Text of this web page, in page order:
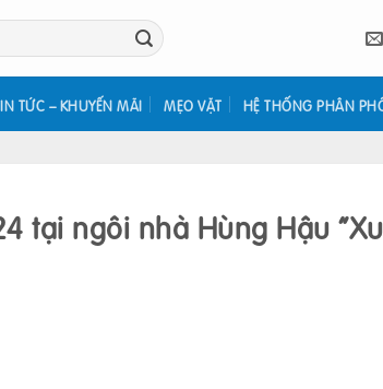
TỨC – KHUYẾN MÃI MẸO VẶT HỆ THỐNG PHÂN
tại ngôi nhà Hùng Hậu